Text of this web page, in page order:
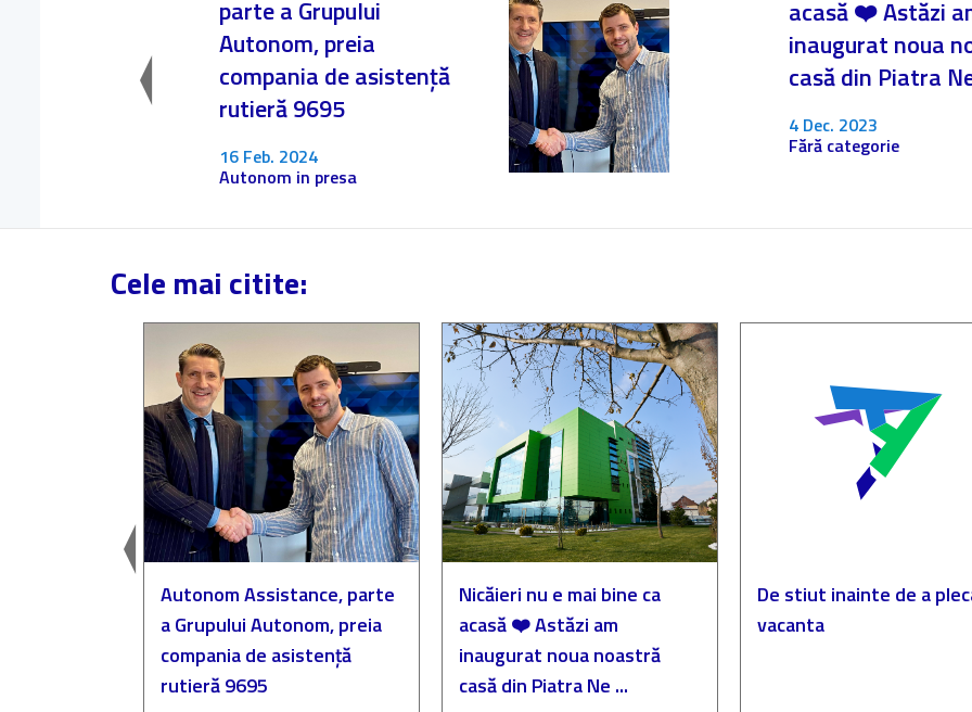
parte a Grupului
Autonom, preia
compania de asistență
rutieră 9695
16 Feb. 2024
Autonom in presa
acasă ❤️ Astăzi
inaugurat noua
casă din Piatra
4 Dec. 2023
Fără categorie
Cele mai citite:
Autonom Assistance, parte
a Grupului Autonom, preia
compania de asistență
rutieră 9695
Nicăieri nu e mai bine ca
acasă ❤️ Astăzi am
inaugurat noua noastră
casă din Piatra Ne ...
De stiut inainte de a
vacanta